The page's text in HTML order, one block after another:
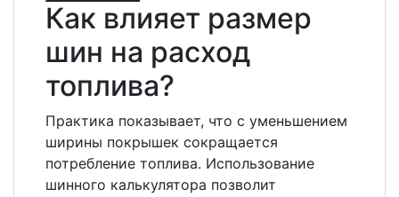
Как влияет размер
шин на расход
топлива?
Практика показывает, что с уменьшением
ширины покрышек сокращается
потребление топлива. Использование
шинного калькулятора позволит